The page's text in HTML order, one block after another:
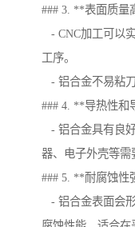
### 3. **表面质量
- CNC加工可以
工序。
- 铝合金不易粘
### 4. **导热性和
- 铝合金具有良
器、电子外壳等需
### 5. **耐腐蚀性
- 铝合金表面会